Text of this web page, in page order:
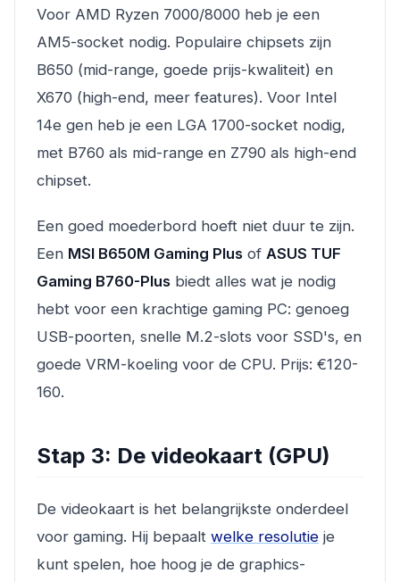
Voor AMD Ryzen 7000/8000 heb je een
AM5-socket nodig. Populaire chipsets zijn
B650 (mid-range, goede prijs-kwaliteit) en
X670 (high-end, meer features). Voor Intel
14e gen heb je een LGA 1700-socket nodig,
met B760 als mid-range en Z790 als high-end
chipset.
Een goed moederbord hoeft niet duur te zijn.
Een MSI B650M Gaming Plus of ASUS TUF
Gaming B760-Plus biedt alles wat je nodig
hebt voor een krachtige gaming PC: genoeg
USB-poorten, snelle M.2-slots voor SSD's, en
goede VRM-koeling voor de CPU. Prijs: €120-
160.
Stap 3: De videokaart (GPU)
De videokaart is het belangrijkste onderdeel
voor gaming. Hij bepaalt welke resolutie je
kunt spelen, hoe hoog je de graphics-